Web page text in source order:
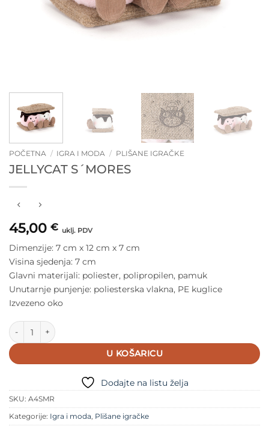
POČETNA / IGRA I MODA / PLIŠANE IGRAČKE
JELLYCAT S´MORES
45,00 € uklj. PDV
Dimenzije: 7 cm x 12 cm x 7 cm
Visina sjedenja: 7 cm
Glavni materijali: poliester, polipropilen, pamuk
Unutarnje punjenje: poliesterska vlakna, PE kuglice
Izvezeno oko
Jellycat S´Mores količina
U KOŠARICU
Dodajte na listu želja
SKU: A4SMR
Kategorije: Igra i moda, Plišane igračke